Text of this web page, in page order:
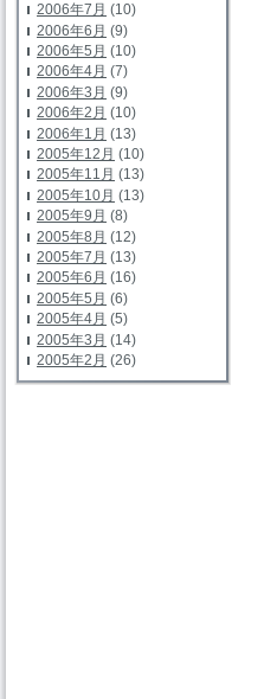
2006年7月 (10)
2006年6月 (9)
2006年5月 (10)
2006年4月 (7)
2006年3月 (9)
2006年2月 (10)
2006年1月 (13)
2005年12月 (10)
2005年11月 (13)
2005年10月 (13)
2005年9月 (8)
2005年8月 (12)
2005年7月 (13)
2005年6月 (16)
2005年5月 (6)
2005年4月 (5)
2005年3月 (14)
2005年2月 (26)